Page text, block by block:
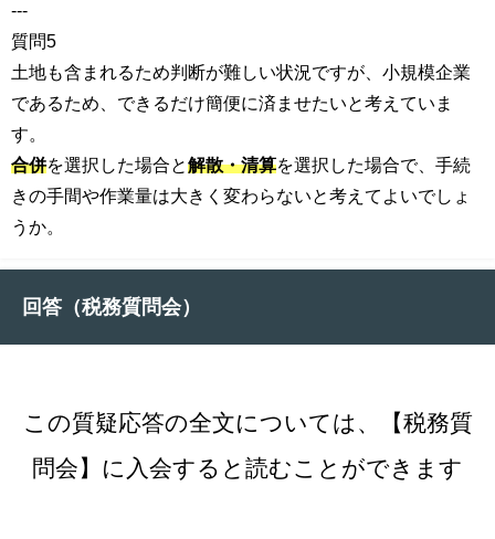
---
質問5
土地も含まれるため判断が難しい状況ですが、小規模企業
であるため、できるだけ簡便に済ませたいと考えていま
す。
合併を選択した場合と解散・清算を選択した場合で、手続
きの手間や作業量は大きく変わらないと考えてよいでしょ
うか。
回答（税務質問会）
この質疑応答の全文については、【税務質
問会】に入会すると読むことができます